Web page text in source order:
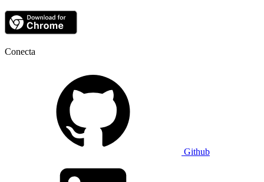
Conecta
Github